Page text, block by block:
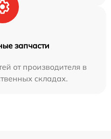
запчасти
от производителя в
складах.